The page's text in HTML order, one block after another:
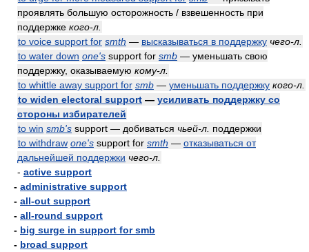
проявлять большую осторожность / взвешенность при
поддержке кого-л.
to voice support for smth — высказываться в поддержку чего-л.
to water down one's support for smb — уменьшать свою
поддержку, оказываемую кому-л.
to whittle away support for smb — уменьшать поддержку кого-л.
to widen electoral support — усиливать поддержку со
стороны избирателей
to win smb's support — добиваться чьей-л. поддержки
to withdraw one's support for smth — отказываться от
дальнейшей поддержки чего-л.
- active support
- administrative support
- all-out support
- all-round support
- big surge in support for smb
- broad support